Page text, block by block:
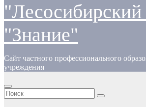
"Знание"
Сайт частного профессионального
учреждения